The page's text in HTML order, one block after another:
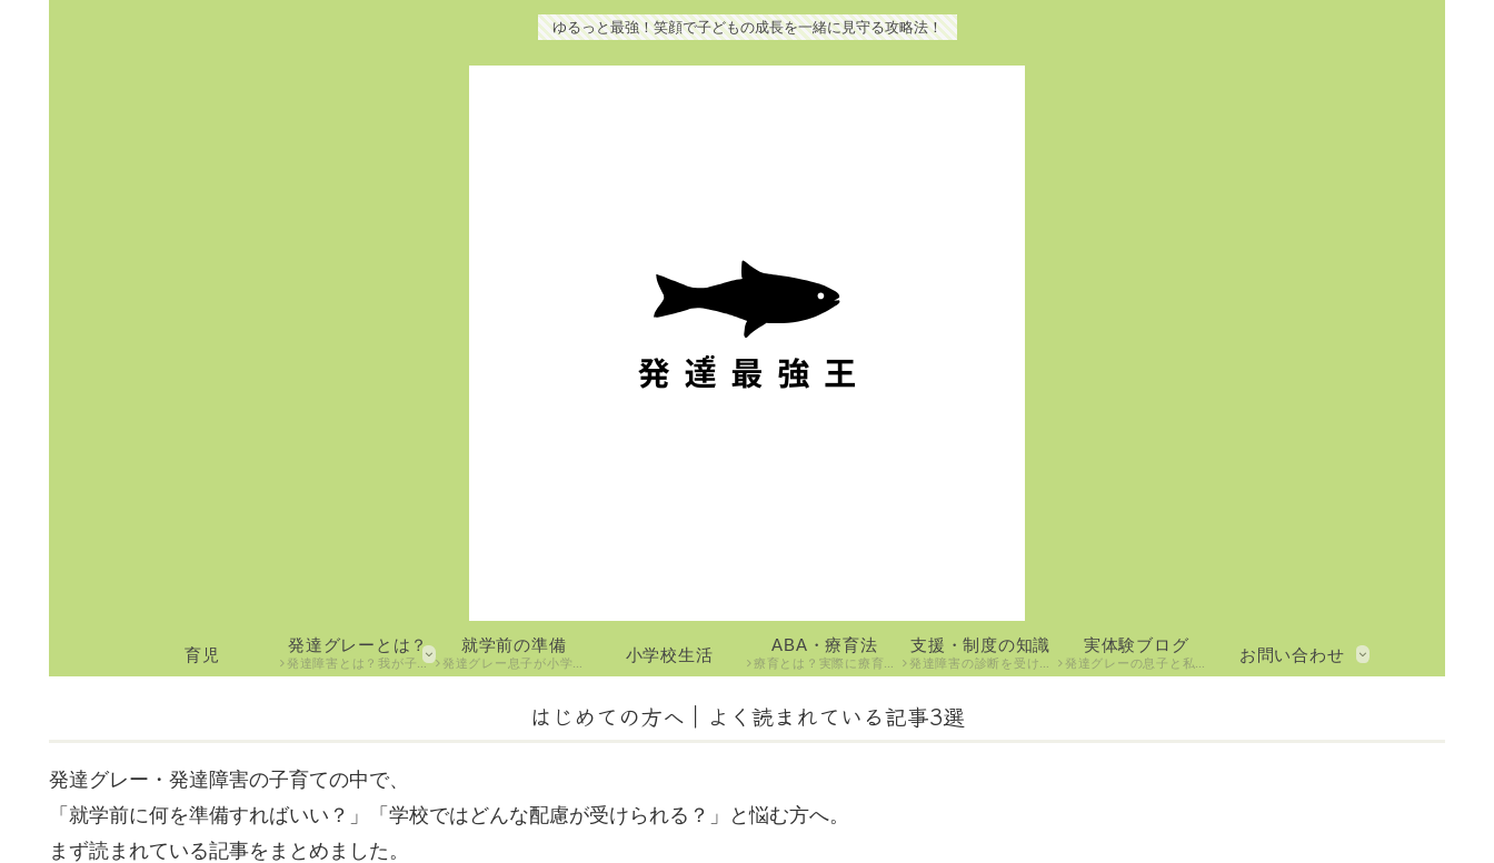
ゆるっと最強！笑顔で子どもの成長を一緒に見守る攻略法！
育児 発達グレーとは？
発達障害とは？我が子の実体験、基礎知識、制度などを分かりやすく紹介しています。
就学前の準備
発達グレー息子が小学生になる時に準備したアレ・コレを大公開！ 小学校生活 ABA・療育法
療育とは？実際に療育を受けてみての実体験や成長記録、療育の内容を紹介しています。
支援・制度の知識
発達障害の診断を受けてからできる事を紹介しています。
実体験ブログ
発達グレーの息子と私の実体験を公開しています。 お問い合わせ
はじめての方へ｜よく読まれている記事3選
発達グレー・発達障害の子育ての中で、
「就学前に何を準備すればいい？」「学校ではどんな配慮が受けられる？」と悩む方へ。
まず読まれている記事をまとめました。